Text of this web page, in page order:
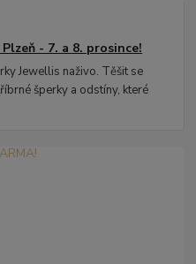
- 7. a 8. prosince!
Jewellis naživo. Těšit se
šperky a odstíny, které